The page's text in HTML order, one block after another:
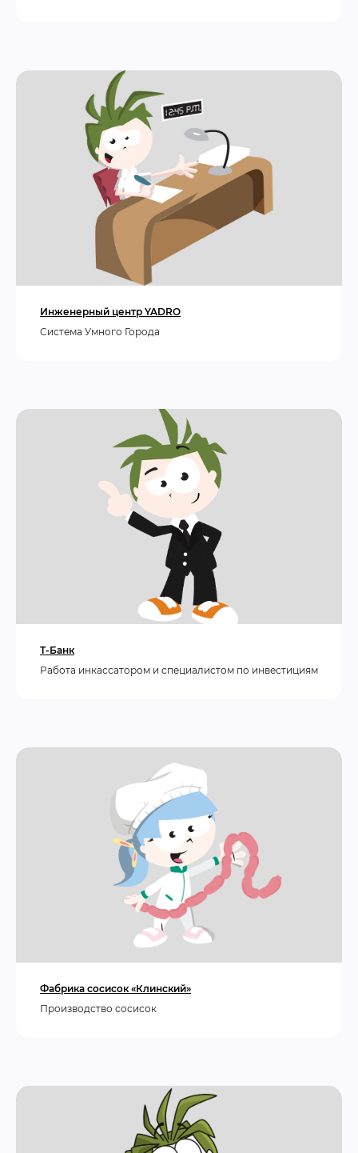
Инженерный центр YADRO
Cистема Умного Города
Т-Банк
Работа инкассатором и специалистом по инвестициям
Фабрика сосисок «Клинский»
Производство сосисок